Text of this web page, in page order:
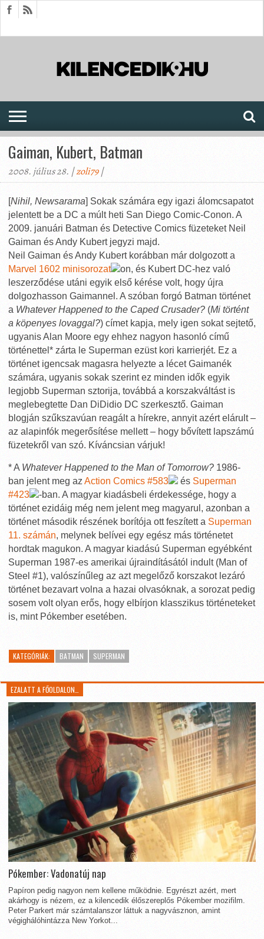
Gaiman, Kubert, Batman
2008. július 28. |zoli79|
[Nihil, Newsarama] Sokak számára egy igazi álomcsapatot
jelentett be a DC a múlt heti San Diego Comic-Conon. A
2009. januári Batman és Detective Comics füzeteket Neil
Gaiman és Andy Kubert jegyzi majd.
Neil Gaiman és Andy Kubert korábban már dolgozott a
Marvel 1602 minisorozat
on, és Kubert DC-hez való
leszerződése utáni egyik első kérése volt, hogy újra
dolgozhasson Gaimannel. A szóban forgó Batman történet
a Whatever Happened to the Caped Crusader? (Mi történt
a köpenyes lovaggal?) címet kapja, mely igen sokat sejtető,
ugyanis Alan Moore egy ehhez nagyon hasonló című
történettel* zárta le Superman ezüst kori karrierjét. Ez a
történet igencsak magasra helyezte a lécet Gaimanék
számára, ugyanis sokak szerint ez minden idők egyik
legjobb Superman sztorija, továbbá a korszakváltást is
meglebegtette Dan DiDidio DC szerkesztő. Gaiman
blogján szűkszavúan reagált a hírekre, annyit azért elárult –
az alapinfók megerősítése mellett – hogy bővített lapszámú
füzetekről van szó. Kíváncsian várjuk!
* A Whatever Happened to the Man of Tomorrow? 1986-
ban jelent meg az Action Comics #583 és Superman
#423
-ban. A magyar kiadásbeli érdekessége, hogy a
történet ezidáig még nem jelent meg magyarul, azonban a
történet második részének borítója ott feszített a Superman
11. számán, melynek belívei egy egész más történetet
hordtak magukon. A magyar kiadású Superman egyébként
Superman 1987-es amerikai újraindításától indult (Man of
Steel #1), valószínűleg az azt megelőző korszakot lezáró
történet bezavart volna a hazai olvasóknak, a sorozat pedig
sosem volt olyan erős, hogy elbírjon klasszikus történeteket
is, mint Pókember esetében.
KATEGÓRIÁK: BATMAN SUPERMAN
EZALATT A FŐOLDALON…
Pókember: Vadonatúj nap
Papíron pedig nagyon nem kellene működnie. Egyrészt azért, mert
akárhogy is nézem, ez a kilencedik élőszereplős Pókember mozifilm.
Peter Parkert már számtalanszor láttuk a nagyvásznon, amint
végighálóhintázza New Yorkot...